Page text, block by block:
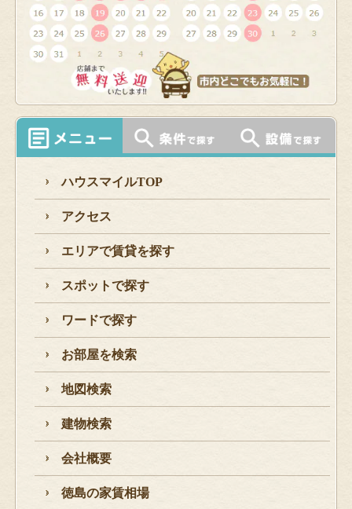
ハウスマイルTOP
アクセス
エリアで賃貸を探す
スポットで探す
ワードで探す
お部屋を検索
地図検索
建物検索
会社概要
徳島の家賃相場